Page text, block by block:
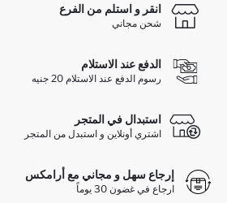
انقر و استلم من الفرع
شحن مجاني
الدفع عند الاستلام
رسوم الدفع عند الاستلام 20 جنيه
استبدال في المتجر
اشتري أونلاين و استبدل من المتجر
إرجاع سهل و مجاني مع أرامكس
ارجاع في غضون 30 يوماً